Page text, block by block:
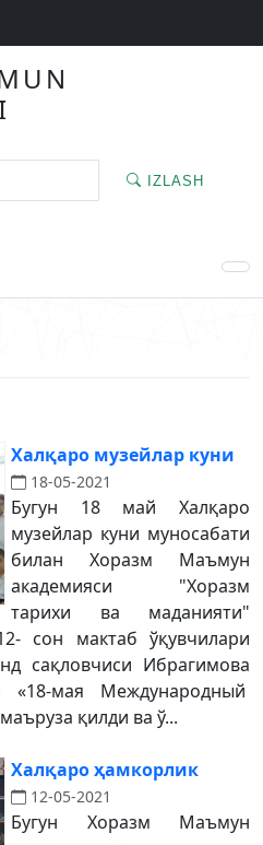
IZLASH
Халқаро музейлар куни
18-05-2021
Бугун 18 май Халқаро
музейлар куни муносабати
билан Хоразм Маъмун
академияси "Хоразм
тарихи ва маданияти"
сон мактаб ўқувчилари
сақловчиси Ибрагимова
«18-мая Междунaродный
қилди ва ў...
Халқаро ҳамкорлик
12-05-2021
Бугун Хоразм Маъмун